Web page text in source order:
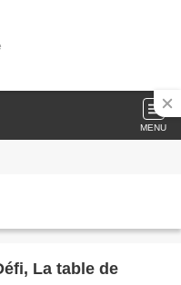
MENU
La table de